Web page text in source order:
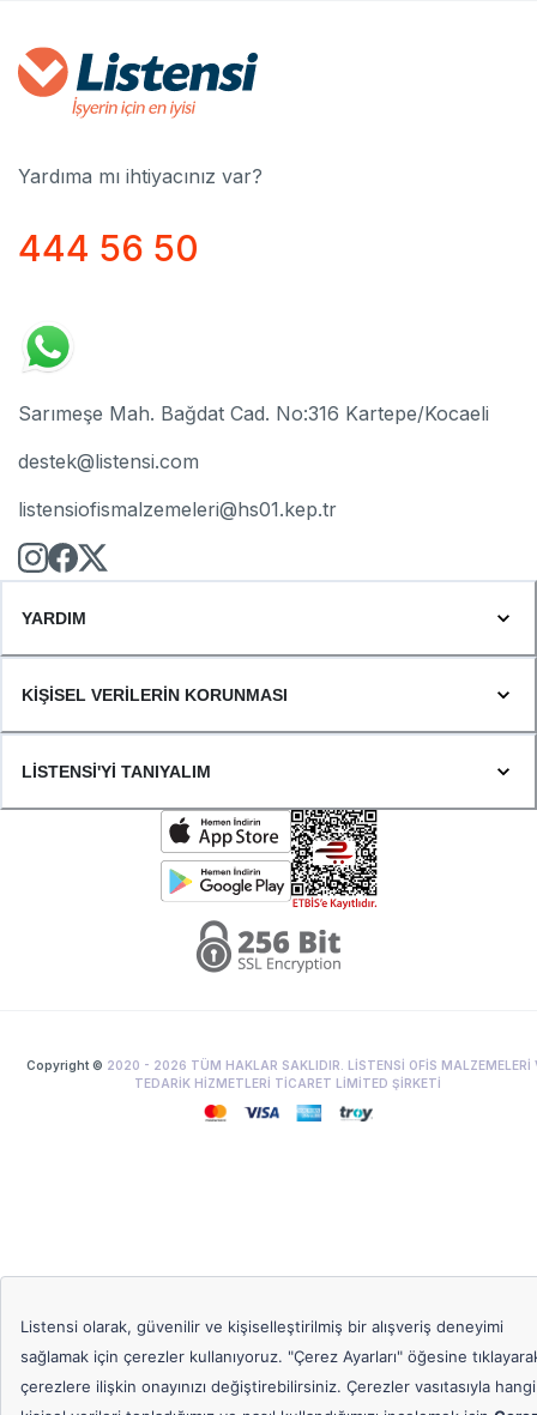
Yardıma mı ihtiyacınız var?
444 56 50
Sarımeşe Mah. Bağdat Cad. No:316 Kartepe/Kocaeli
destek@listensi.com
listensiofismalzemeleri@hs01.kep.tr
YARDIM
KİŞİSEL VERİLERİN KORUNMASI
LİSTENSİ'Yİ TANIYALIM
Copyright © 2020 - 2026 TÜM HAKLAR SAKLIDIR. LİSTENSİ OFİS MALZEMELERİ
TEDARİK HİZMETLERİ TİCARET LİMİTED ŞİRKETİ